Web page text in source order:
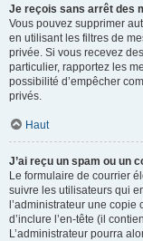
Je reçois sans arrêt des
Vous pouvez supprimer
en utilisant les filtres de
privée. Si vous recevez
particulier, rapportez les
possibilité d’empêcher
privés.
Haut
J’ai reçu un spam ou un
Le formulaire de courrier
suivre les utilisateurs qui
l’administrateur une copie
d’inclure l’en-tête (il
L’administrateur pourra